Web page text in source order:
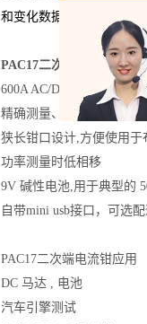
和变化数据
PAC17二次端电流钳主要
600A AC/DC
精确测量、分析并显示失
狭长钳口设计,方便使用于
功率测量时低相移
9V 碱性电池,用于典型的
自带mini usb接口，可选
PAC17二次端电流钳应用
DC 马达 , 电池
汽车引擎测试